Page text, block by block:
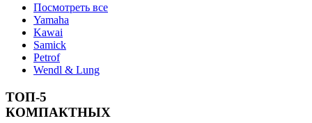
Посмотреть все
Yamaha
Kawai
Samick
Petrof
Wendl & Lung
ТОП-5
КОМПАКТНЫХ